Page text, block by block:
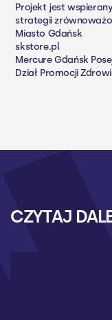
Projekt jest
strategii
Miasto Gdańsk
skstore.pl
Mercure Gdańsk
Dział Promocji
CZYTAJ